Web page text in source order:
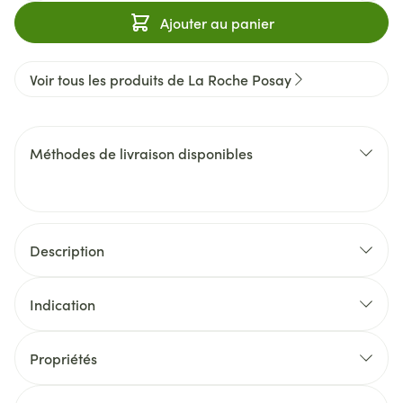
Ajouter au panier
Voir tous les produits de La Roche Posay
Méthodes de livraison disponibles
Description
Indication
Propriétés